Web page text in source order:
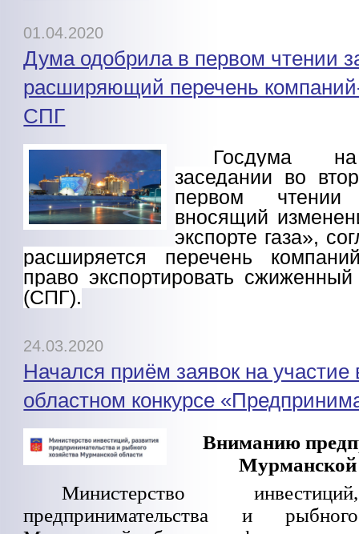
01.04.2020
Дума одобрила в первом чтении
расширяющий перечень
СПГ
Госдума
заседании во
первом чтении
вносящий
экспорте газа»,
расширяется перечень
право экспортировать
(СПГ).
24.03.2020
Начался приём заявок на участие
областном конкурсе
Вниманию
Мурманской
Министерство
предпринимательства и